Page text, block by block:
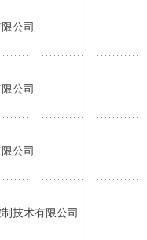
公司
公司
公司
技术有限公司